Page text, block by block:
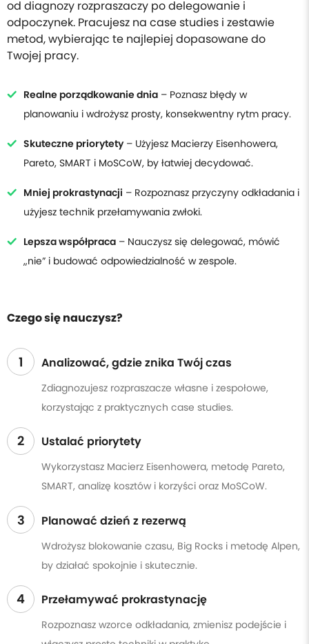
od diagnozy rozpraszaczy po delegowanie i
odpoczynek. Pracujesz na case studies i zestawie
metod, wybierając te najlepiej dopasowane do
Twojej pracy.
Realne porządkowanie dnia – Poznasz błędy w
planowaniu i wdrożysz prosty, konsekwentny rytm pracy.
Skuteczne priorytety– Użyjesz Macierzy Eisenhowera,
Pareto, SMART i MoSCoW, by łatwiej decydować.
Mniej prokrastynacji – Rozpoznasz przyczyny odkładania i
użyjesz technik przełamywania zwłoki.
Lepsza współpraca – Nauczysz się delegować, mówić
„nie” i budować odpowiedzialność w zespole.
Czego się nauczysz?
1 Analizować, gdzie znika Twój czas
Zdiagnozujesz rozpraszacze własne i zespołowe,
korzystając z praktycznych case studies.
2 Ustalać priorytety
Wykorzystasz Macierz Eisenhowera, metodę Pareto,
SMART, analizę kosztów i korzyści oraz MoSCoW.
3 Planować dzień z rezerwą
Wdrożysz blokowanie czasu, Big Rocks i metodę Alpen,
by działać spokojnie i skutecznie.
4 Przełamywać prokrastynację
Rozpoznasz wzorce odkładania, zmienisz podejście i